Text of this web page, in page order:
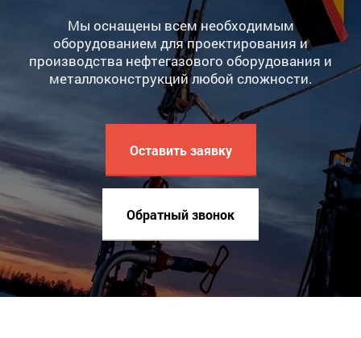
Мы оснащены всем необходимым
оборудованием для проектирования и
производства нефтегазового оборудования и
металлоконструкций любой сложности.
Оставить заявку
Обратный звонок